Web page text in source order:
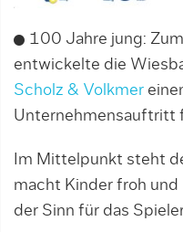
100 Jahre jung:
entwickelte die
Scholz & Volkmer
Unternehmensauftritt
Im Mittelpunkt steht
macht Kinder froh und
der Sinn für das